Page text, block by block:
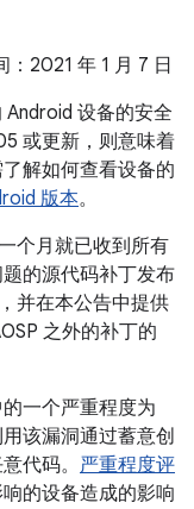
2021 年 1 月 7 日
设备的安全
或更新，则意味着
解如何查看设备的
版本。
个月就已收到所有
的源代码补丁发布
并在本公告中提供
之外的补丁的
一个严重程度为
该漏洞通过蓄意创
代码。 严重程度评
的设备造成的影响